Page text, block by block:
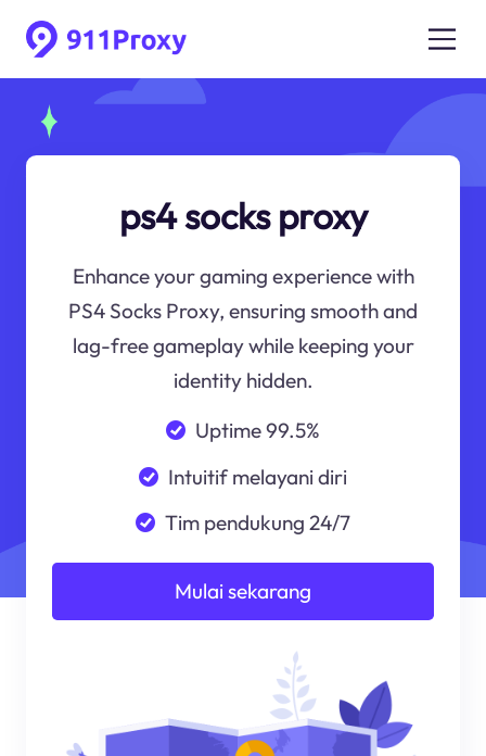
ps4 socks proxy
Enhance your gaming experience with
PS4 Socks Proxy, ensuring smooth and
lag-free gameplay while keeping your
identity hidden.
Uptime 99.5%
Intuitif melayani diri
Tim pendukung 24/7
Mulai sekarang